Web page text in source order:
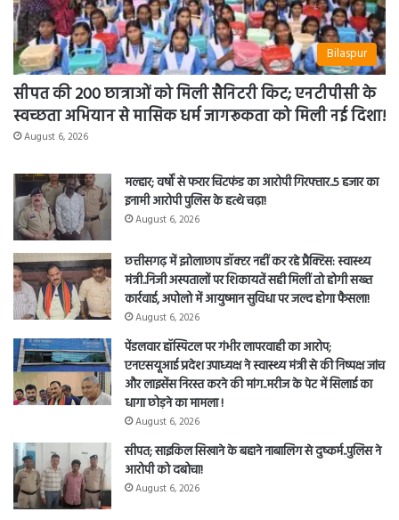
Bilaspur
सीपत की 200 छात्राओं को मिली सैनिटरी किट; एनटीपीसी के
स्वच्छता अभियान से मासिक धर्म जागरूकता को मिली नई दिशा!
August 6, 2026
मल्हार; वर्षों से फरार चिटफंड का आरोपी गिरफ्तार..5 हजार का
इनामी आरोपी पुलिस के हत्थे चढ़ा!
August 6, 2026
छत्तीसगढ़ में झोलाछाप डॉक्टर नहीं कर रहे प्रैक्टिस: स्वास्थ्य
मंत्री..निजी अस्पतालों पर शिकायतें सही मिलीं तो होगी सख्त
कार्रवाई, अपोलो में आयुष्मान सुविधा पर जल्द होगा फैसला!
August 6, 2026
पेंडलवार हॉस्पिटल पर गंभीर लापरवाही का आरोप;
एनएसयूआई प्रदेश उपाध्यक्ष ने स्वास्थ्य मंत्री से की निष्पक्ष जांच
और लाइसेंस निरस्त करने की मांग..मरीज के पेट में सिलाई का
धागा छोड़ने का मामला !
August 6, 2026
सीपत; साइकिल सिखाने के बहाने नाबालिग से दुष्कर्म..पुलिस ने
आरोपी को दबोचा!
August 6, 2026